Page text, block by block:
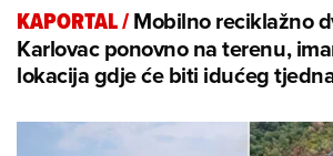
KAPORTAL/Mobilno reciklažno
Karlovac ponovno na terenu,
lokacija gdje će biti idućeg